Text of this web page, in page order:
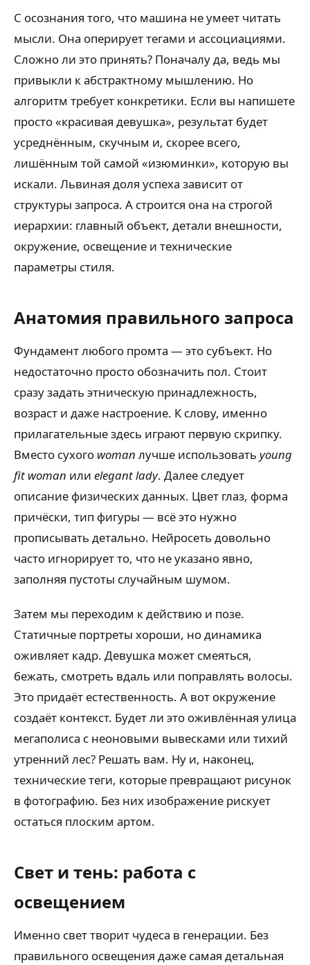
С осознания того, что машина не умеет читать
мысли. Она оперирует тегами и ассоциациями.
Сложно ли это принять? Поначалу да, ведь мы
привыкли к абстрактному мышлению. Но
алгоритм требует конкретики. Если вы напишете
просто «красивая девушка», результат будет
усреднённым, скучным и, скорее всего,
лишённым той самой «изюминки», которую вы
искали. Львиная доля успеха зависит от
структуры запроса. А строится она на строгой
иерархии: главный объект, детали внешности,
окружение, освещение и технические
параметры стиля.
Анатомия правильного запроса
Фундамент любого промта — это субъект. Но
недостаточно просто обозначить пол. Стоит
сразу задать этническую принадлежность,
возраст и даже настроение. К слову, именно
прилагательные здесь играют первую скрипку.
Вместо сухого woman лучше использовать young
fit woman или elegant lady. Далее следует
описание физических данных. Цвет глаз, форма
причёски, тип фигуры — всё это нужно
прописывать детально. Нейросеть довольно
часто игнорирует то, что не указано явно,
заполняя пустоты случайным шумом.
Затем мы переходим к действию и позе.
Статичные портреты хороши, но динамика
оживляет кадр. Девушка может смеяться,
бежать, смотреть вдаль или поправлять волосы.
Это придаёт естественность. А вот окружение
создаёт контекст. Будет ли это оживлённая улица
мегаполиса с неоновыми вывесками или тихий
утренний лес? Решать вам. Ну и, наконец,
технические теги, которые превращают рисунок
в фотографию. Без них изображение рискует
остаться плоским артом.
Свет и тень: работа с
освещением
Именно свет творит чудеса в генерации. Без
правильного освещения даже самая детальная